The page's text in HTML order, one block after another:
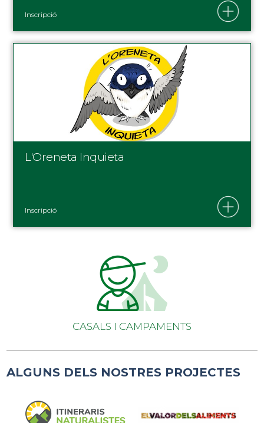
Inscripció
L'Oreneta Inquieta
Inscripció
CASALS I CAMPAMENTS
ALGUNS DELS NOSTRES PROJECTES